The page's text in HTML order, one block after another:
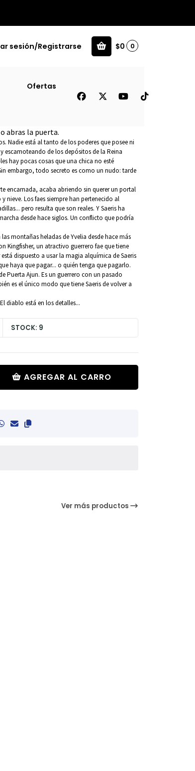
sesión/Registrarse $0 0
Ofertas
#1
abras la puerta.
Nadie está al tanto de los poderes que posee ni
de los depósitos de la Reina
hay pocas cosas que una chica no esté
embargo, todo secreto es como un nudo: tarde
encarnada, acaba abriendo sin querer un portal
nieve. Los faes siempre han pertenecido al
pero resulta que son reales. Y Saeris ha
desde hace siglos. Un conflicto que podría
montañas heladas de Yvelia desde hace más
Kingfisher, un atractivo guerrero fae que tiene
dispuesto a usar la magia alquímica de Saeris
haya que pagar... o quién tenga que pagarlo.
Puerta Ajun. Es un guerrero con un pasado
es el único modo que tiene Saeris de volver a
diablo está en los detalles...
STOCK: 9
AGREGAR AL CARRO
Ver más productos